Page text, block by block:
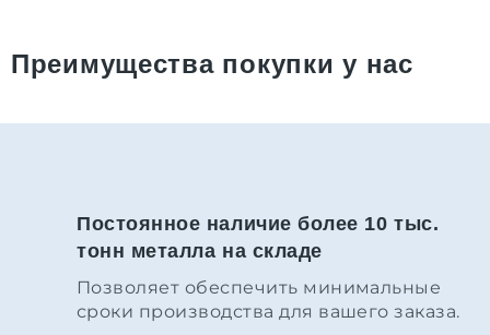
Преимущества покупки у нас
Постоянное наличие более 10 тыс.
тонн металла на складе
Позволяет обеспечить минимальные
сроки производства для вашего заказа.